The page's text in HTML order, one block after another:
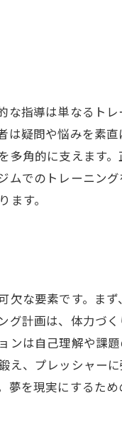
指導は単なるト
は疑問や悩みを素
多角的に支えます
ムでのトレーニン
す。
欠な要素です。ま
グ計画は、体力づ
ンは自己理解や課
え、プレッシャー
を現実にするた